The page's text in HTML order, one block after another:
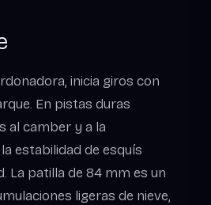
inicia giros con
En pistas duras
al camber y a la
estabilidad de esquís
La patilla de 84 mm es un
ligeras de nieve,